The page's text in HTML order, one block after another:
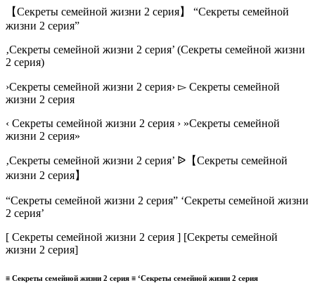
【Секреты семейной жизни 2 серия】 “Секреты семейной
жизни 2 серия”
‚Секреты семейной жизни 2 серия’ (Секреты семейной жизни
2 серия)
›Секреты семейной жизни 2 серия› ▻ Секреты семейной
жизни 2 серия
‹ Секреты семейной жизни 2 серия › »Секреты семейной
жизни 2 серия»
‚Секреты семейной жизни 2 серия’ ᐉ【Секреты семейной
жизни 2 серия】
“Секреты семейной жизни 2 серия” ‘Секреты семейной жизни
2 серия’
[ Секреты семейной жизни 2 серия ] [Секреты семейной
жизни 2 серия]
≡ Секреты семейной жизни 2 серия ≡ ‘Секреты семейной жизни 2 серия